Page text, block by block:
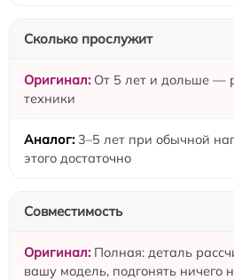
Сколько прослужит
От 5 лет и дольше —
техники
3–5 лет при обычной
этого достаточно
Совместимость
Полная: деталь
вашу модель, подгонять ничего